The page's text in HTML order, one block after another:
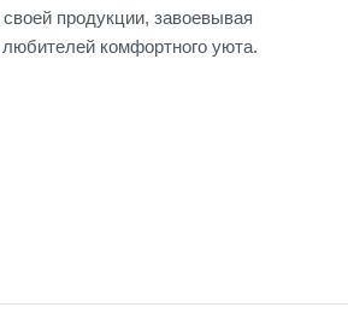
продукции, завоевывая
комфортного уюта.